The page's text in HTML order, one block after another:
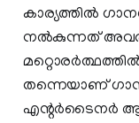
കാര്യത്തിൽ
നൽകുന്നത്
തന്നെയാണ്
എന്റർടൈനർ